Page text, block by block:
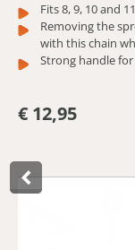
Fits 8, 9, 10 and
Removing the
with this chain
Strong handle
€ 12,95